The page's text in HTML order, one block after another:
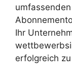
Ihr
erfolgreich